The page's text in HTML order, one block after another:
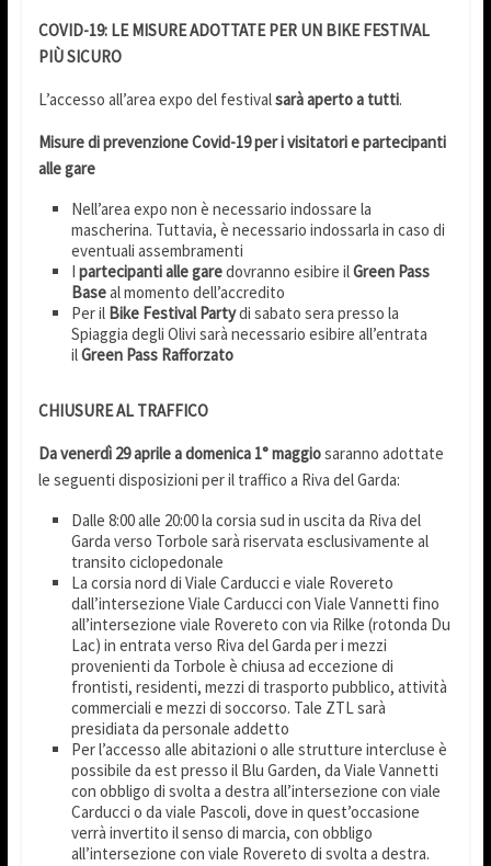
COVID-19: LE MISURE ADOTTATE PER UN BIKE FESTIVAL
PIÙ SICURO
L’accesso all’area expo del festivalsarà aperto a tutti.
Misure di prevenzione Covid-19 per i visitatori e partecipanti
alle gare
Nell’area expo non è necessario indossare la
mascherina. Tuttavia, è necessario indossarla in caso di
eventuali assembramenti
I partecipanti alle garedovranno esibire ilGreen Pass
Baseal momento dell’accredito
Per il Bike Festival Partydi sabato sera presso la
Spiaggia degli Olivi sarà necessario esibire all’entrata
ilGreen Pass Rafforzato
CHIUSURE AL TRAFFICO
Da venerdì 29 aprile a domenica 1° maggiosaranno adottate
le seguenti disposizioni per il traffico a Riva del Garda:
Dalle 8:00 alle 20:00 la corsia sud in uscita da Riva del
Garda verso Torbole sarà riservata esclusivamente al
transito ciclopedonale
La corsia nord di Viale Carducci e viale Rovereto
dall’intersezione Viale Carducci con Viale Vannetti fino
all’intersezione viale Rovereto con via Rilke (rotonda Du
Lac) in entrata verso Riva del Garda per i mezzi
provenienti da Torbole è chiusa ad eccezione di
frontisti, residenti, mezzi di trasporto pubblico, attività
commerciali e mezzi di soccorso. Tale ZTL sarà
presidiata da personale addetto
Per l’accesso alle abitazioni o alle strutture intercluse è
possibile da est presso il Blu Garden, da Viale Vannetti
con obbligo di svolta a destra all’intersezione con viale
Carducci o da viale Pascoli, dove in quest’occasione
verrà invertito il senso di marcia, con obbligo
all’intersezione con viale Rovereto di svolta a destra.